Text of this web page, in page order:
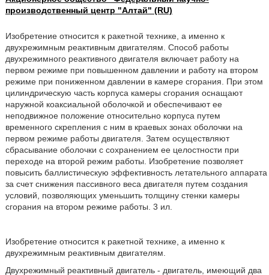
производственный центр "Алтай" (RU)
Изобретение относится к ракетной технике, а именно к
двухрежимным реактивным двигателям. Способ работы
двухрежимного реактивного двигателя включает работу на
первом режиме при повышенном давлении и работу на втором
режиме при пониженном давлении в камере сгорания. При этом
цилиндрическую часть корпуса камеры сгорания оснащают
наружной коаксиальной оболочкой и обеспечивают ее
неподвижное положение относительно корпуса путем
временного скрепления с ним в краевых зонах оболочки на
первом режиме работы двигателя. Затем осуществляют
сбрасывание оболочки с сохранением ее целостности при
переходе на второй режим работы. Изобретение позволяет
повысить баллистическую эффективность летательного аппарата
за счет снижения пассивного веса двигателя путем создания
условий, позволяющих уменьшить толщину стенки камеры
сгорания на втором режиме работы. 3 ил.
Изобретение относится к ракетной технике, а именно к
двухрежимным реактивным двигателям.
Двухрежимный реактивный двигатель - двигатель, имеющий два